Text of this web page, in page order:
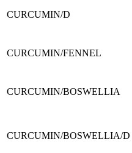
CURCUMIN/D
CURCUMIN/FENNEL
CURCUMIN/BOSWELLIA
CURCUMIN/BOSWELLIA/D